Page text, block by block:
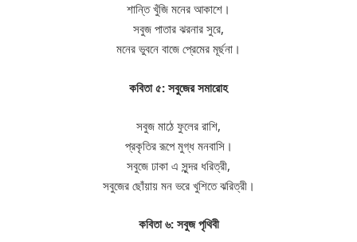
শান্তি খুঁজি মনের আকাশে।
সবুজ পাতার ঝরনার সুরে,
মনের ভুবনে বাজে প্রেমের মূর্ছনা।
কবিতা ৫: সবুজের সমারোহ
সবুজ মাঠে ফুলের রাশি,
প্রকৃতির রূপে মুগ্ধ মনবাসি।
সবুজে ঢাকা এ সুন্দর ধরিত্রী,
সবুজের ছোঁয়ায় মন ভরে খুশিতে ঝরিত্রী।
কবিতা ৬: সবুজ পৃথিবী